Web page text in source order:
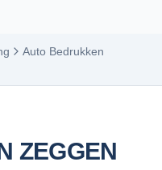
Auto Bedrukken
ZEGGEN